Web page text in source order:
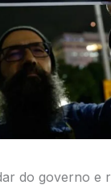
do governo e